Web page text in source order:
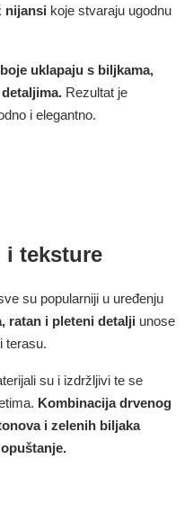
nijansi koje stvaraju ugodnu
boje uklapaju s biljkama,
Rezultat je
i elegantno.
i teksture
su popularniji u uređenju
ratan i pleteni detalji unose
terasu.
su i izdržljivi te se
Kombinacija drvenog
i zelenih biljaka